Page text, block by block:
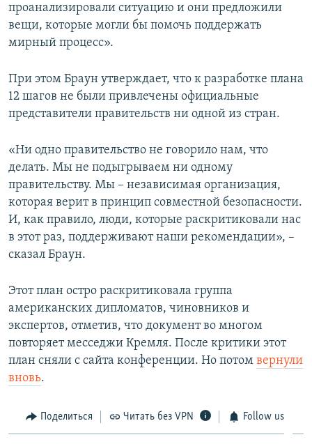
проанализировали ситуацию и они предложили
вещи, которые могли бы помочь поддержать
мирный процесс».
При этом Браун утверждает, что к разработке плана
12 шагов не были привлечены официальные
представители правительств ни одной из стран.
«Ни одно правительство не говорило нам, что
делать. Мы не подыгрываем ни одному
правительству. Мы – независимая организация,
которая верит в принцип совместной безопасности.
И, как правило, люди, которые раскритиковали нас
в этот раз, поддерживают наши рекомендации», –
сказал Браун.
Этот план остро раскритиковала группа
американских дипломатов, чиновников и
экспертов, отметив, что документ во многом
повторяет месседжи Кремля. После критики этот
план сняли с сайта конференции. Но потом вернули
вновь.
Поделиться Читать без VPN Follow us